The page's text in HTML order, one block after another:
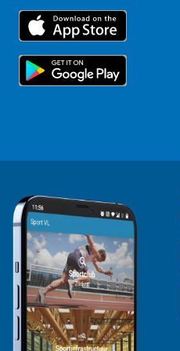
Trainers en begeleiders
Topsporters
Voor de pers